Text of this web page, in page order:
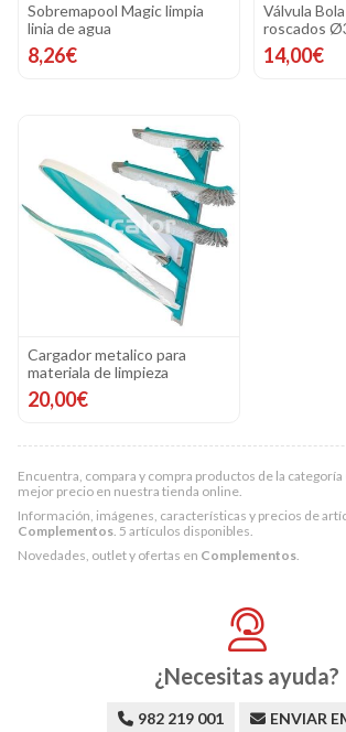
Encuentra, compara y compra productos de la categoría
mejor precio en nuestra tienda online.
Información, imágenes, características y precios de
Complementos. 5 artículos disponibles.
Novedades, outlet y ofertas en Complementos.
Sobremapool Magic limpia
linia de agua
8,26€
Válvula
roscados
14,00€
Cargador metalico para
materiala de limpieza
20,00€
¿Necesitas ayuda?
982 219 001 ENVIAR